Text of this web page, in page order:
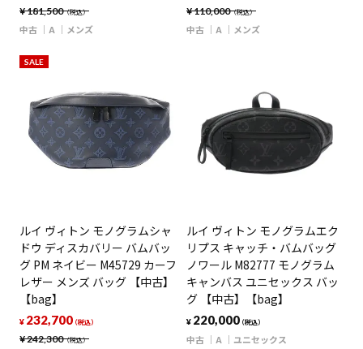
¥181,500（税込）
中古 A メンズ
¥110,000（税込）
中古 A メンズ
SALE
ルイ ヴィトン モノグラムシャ
ドウ ディスカバリー バムバッ
グ PM ネイビー M45729 カーフ
レザー メンズ バッグ 【中古】
【bag】
¥242,300（税込）
¥ 232,700（税込）
ルイ ヴィトン モノグラムエク
リプス キャッチ・バムバッグ
ノワール M82777 モノグラム
キャンバス ユニセックス バッ
グ 【中古】【bag】
¥ 220,000（税込）
中古 A ユニセックス